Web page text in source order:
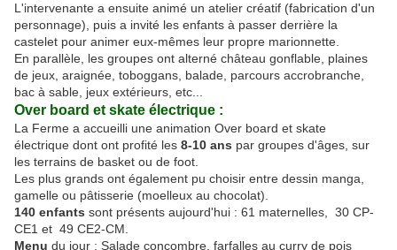
L'intervenante a ensuite animé un atelier créatif (fabrication d'un
personnage), puis a invité les enfants à passer derrière la
castelet pour animer eux-mêmes leur propre marionnette.
En parallèle, les groupes ont alterné château gonflable, plaines
de jeux, araignée, toboggans, balade, parcours accrobranche,
bac à sable, jeux extérieurs, etc...
Over board et skate électrique :
La Ferme a accueilli une animation Over board et skate
électrique dont ont profité les 8-10 ans par groupes d'âges, sur
les terrains de basket ou de foot.
Les plus grands ont également pu choisir entre dessin manga,
gamelle ou pâtisserie (moelleux au chocolat).
140 enfants sont présents aujourd'hui : 61 maternelles, 30 CP-
CE1 et 49 CE2-CM.
Menu du jour : Salade concombre, farfalles au curry de pois